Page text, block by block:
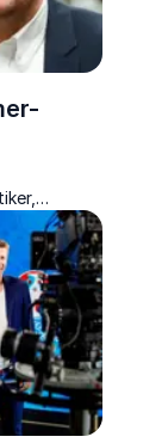
forfatter
om
politik